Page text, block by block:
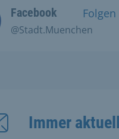
Facebook
@Stadt.Muenchen
Folgen
Immer